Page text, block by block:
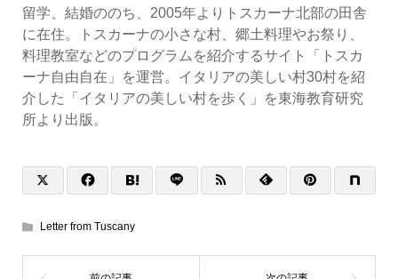
留学、結婚ののち、2005年よりトスカーナ北部の田舎
に在住。トスカーナの小さな村、郷土料理やお祭り、
料理教室などのプログラムを紹介するサイト「トスカ
ーナ自由自在」を運営。イタリアの美しい村30村を紹
介した「イタリアの美しい村を歩く」を東海教育研究
所より出版。
Letter from Tuscany